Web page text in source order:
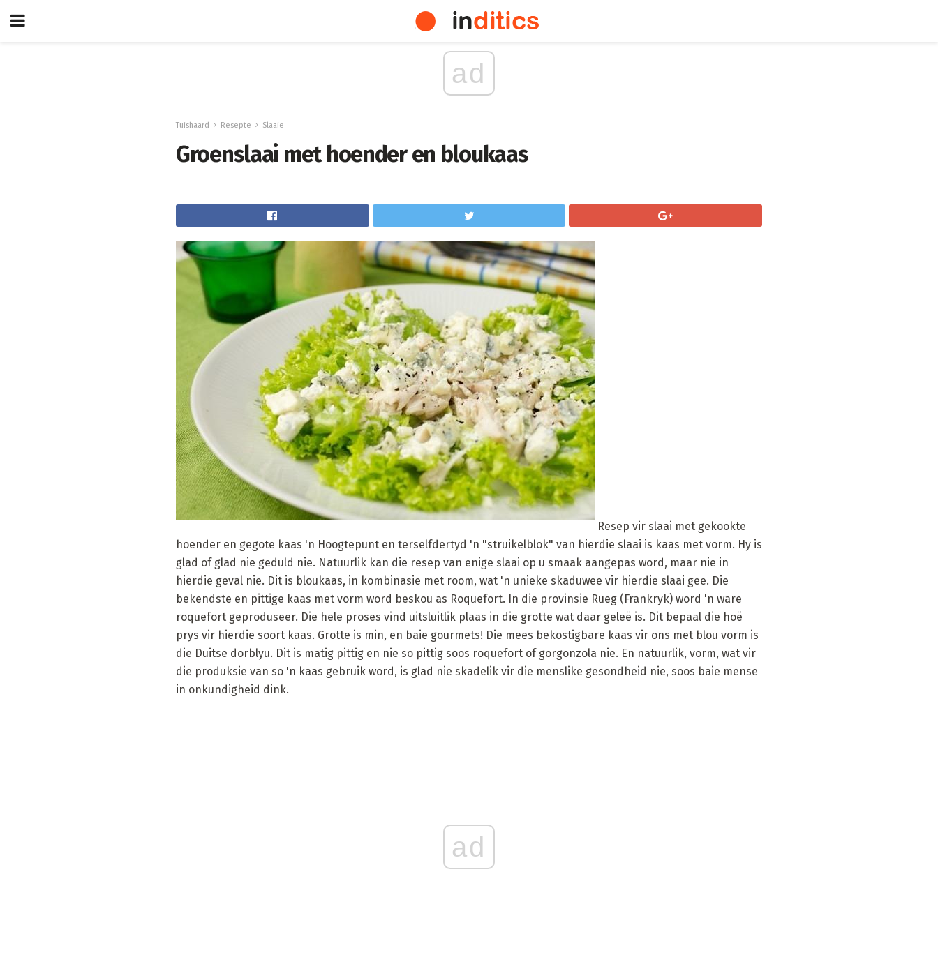
ad
Tuishaard Resepte Slaaie
Groenslaai met hoender en bloukaas
Resep vir slaai met gekookte
hoender en gegote kaas 'n Hoogtepunt en terselfdertyd 'n "struikelblok" van hierdie slaai is kaas met vorm. Hy is
glad of glad nie geduld nie. Natuurlik kan die resep van enige slaai op u smaak aangepas word, maar nie in
hierdie geval nie. Dit is bloukaas, in kombinasie met room, wat 'n unieke skaduwee vir hierdie slaai gee. Die
bekendste en pittige kaas met vorm word beskou as Roquefort. In die provinsie Rueg (Frankryk) word 'n ware
roquefort geproduseer. Die hele proses vind uitsluitlik plaas in die grotte wat daar geleë is. Dit bepaal die hoë
prys vir hierdie soort kaas. Grotte is min, en baie gourmets! Die mees bekostigbare kaas vir ons met blou vorm is
die Duitse dorblyu. Dit is matig pittig en nie so pittig soos roquefort of gorgonzola nie. En natuurlik, vorm, wat vir
die produksie van so 'n kaas gebruik word, is glad nie skadelik vir die menslike gesondheid nie, soos baie mense
in onkundigheid dink.
ad